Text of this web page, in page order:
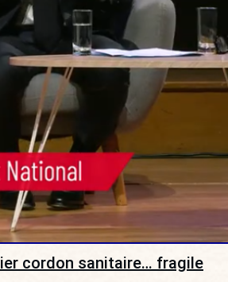
cordon sanitaire… fragile